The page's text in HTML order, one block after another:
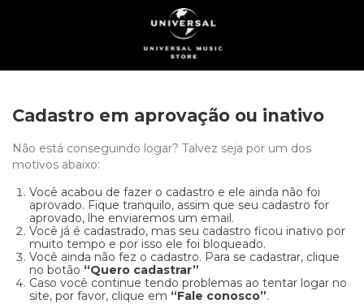
Cadastro em aprovação ou inativo
Não está conseguindo logar? Talvez seja por um dos
motivos abaixo:
Você acabou de fazer o cadastro e ele ainda não foi
aprovado. Fique tranquilo, assim que seu cadastro for
aprovado, lhe enviaremos um email.
Você já é cadastrado, mas seu cadastro ficou inativo por
muito tempo e por isso ele foi bloqueado.
Você ainda não fez o cadastro. Para se cadastrar, clique
no botão “Quero cadastrar”
Caso você continue tendo problemas ao tentar logar no
site, por favor, clique em “Fale conosco”.